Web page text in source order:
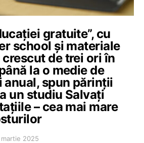
gratuite”, cu
school și materiale
de trei ori în
la o medie de
anual, spun părinții
un studiu Salvați
– cea mai mare
martie 2025